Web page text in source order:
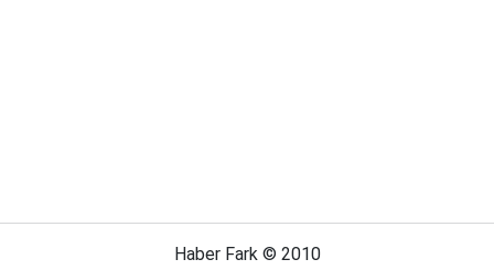
Haber Fark © 2010